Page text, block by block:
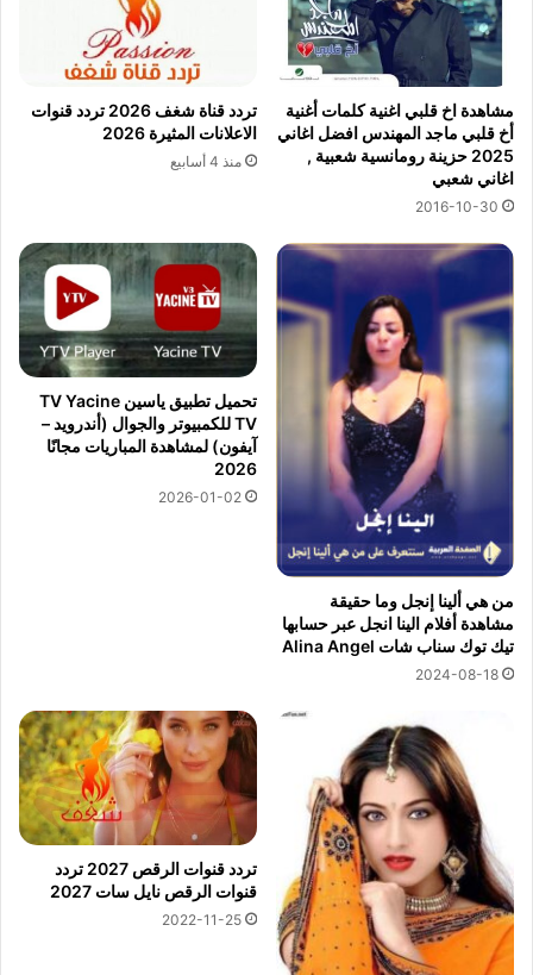
مشاهدة اخ قلبي اغنية كلمات أغنية
أخ قلبي ماجد المهندس افضل اغاني
2025 حزينة رومانسية شعبية ,
اغاني شعبي
2016-10-30
تردد قناة شغف 2026 تردد قنوات
الاعلانات المثيرة 2026
منذ 4 أسابيع
من هي ألينا إنجل وما حقيقة
مشاهدة أفلام الينا انجل عبر حسابها
تيك توك سناب شات Alina Angel
2024-08-18
تحميل تطبيق ياسين TV Yacine
TV للكمبيوتر والجوال (أندرويد –
آيفون) لمشاهدة المباريات مجانًا
2026
2026-01-02
تردد قنوات الرقص 2027 تردد
قنوات الرقص نايل سات 2027
2022-11-25